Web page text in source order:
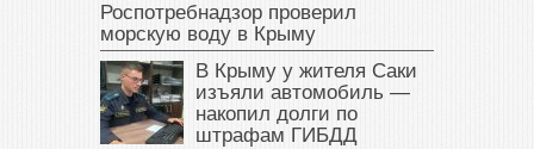
Роспотребнадзор проверил
морскую воду в Крыму
В Крыму у жителя Саки
изъяли автомобиль —
накопил долги по
штрафам ГИБДД